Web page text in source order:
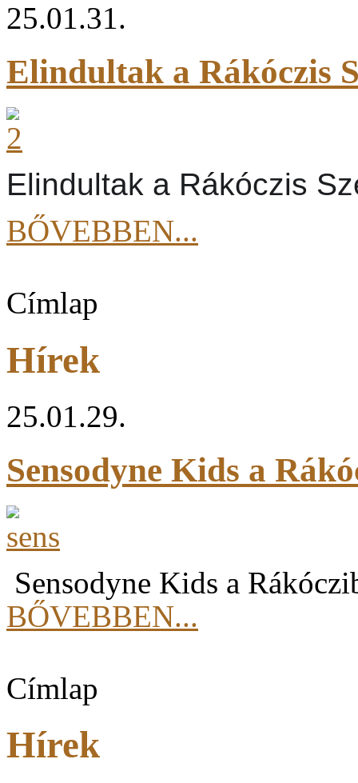
25.01.31.
Elindultak a Rákóczis
Elindultak a Rákóczis
BŐVEBBEN...
Címlap
Hírek
25.01.29.
Sensodyne Kids a
Sensodyne Kids a
BŐVEBBEN...
Címlap
Hírek